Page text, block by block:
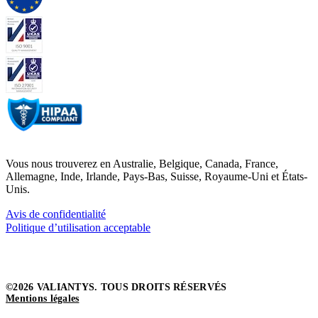
Vous nous trouverez en Australie, Belgique, Canada, France,
Allemagne, Inde, Irlande, Pays-Bas, Suisse, Royaume-Uni et États-
Unis.
Avis de confidentialité
Politique d’utilisation acceptable
©2026 VALIANTYS. TOUS DROITS RÉSERVÉS
Mentions légales